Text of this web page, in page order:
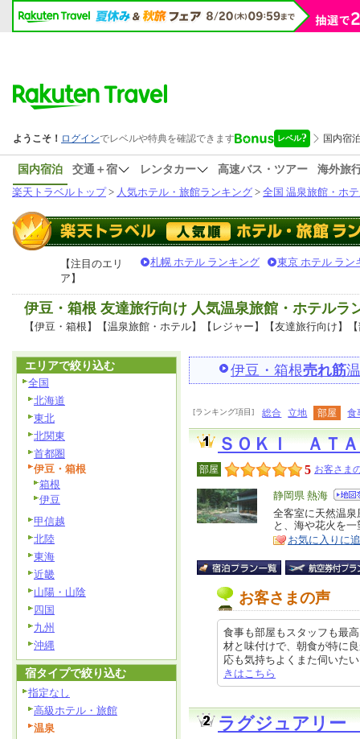
国内宿泊 交通＋宿 レンタカー 高速バス・ツアー
海外旅
楽天トラベルトップ> 人気ホテル・旅館ランキング > 全国 温泉旅館・ホ
【注目のエリ
ア】
札幌 ホテル ランキング 東京 ホテル ラン
伊豆・箱根 友達旅行向け 人気温泉旅館・ホテルラ
【伊豆・箱根】【温泉旅館・ホテル】【レジャー】【友達旅行向け】
伊豆・箱根売れ筋
[ランキング項目] 総合 立地 部屋 食
ＳＯＫＩ ＡＴ
部屋 5 お客さま
エ
リ
ア
静岡県 熱海
特
徴
全客室に天然温
と、海や花火を
お気に入りに
お客さまの声
食事も部屋もスタッフも最
材と味付けで、朝食が特に
応も気持ちよくまた伺いた
きはこちら
ラグジュアリ
エリアで絞り込む
全国
北海道
東北
北関東
首都圏
伊豆・箱根
箱根
伊豆
甲信越
北陸
東海
近畿
山陽・山陰
四国
九州
沖縄
宿タイプで絞り込む
指定なし
高級ホテル・旅館
温泉